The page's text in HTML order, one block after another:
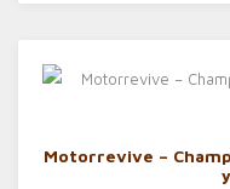
Motorrevive –